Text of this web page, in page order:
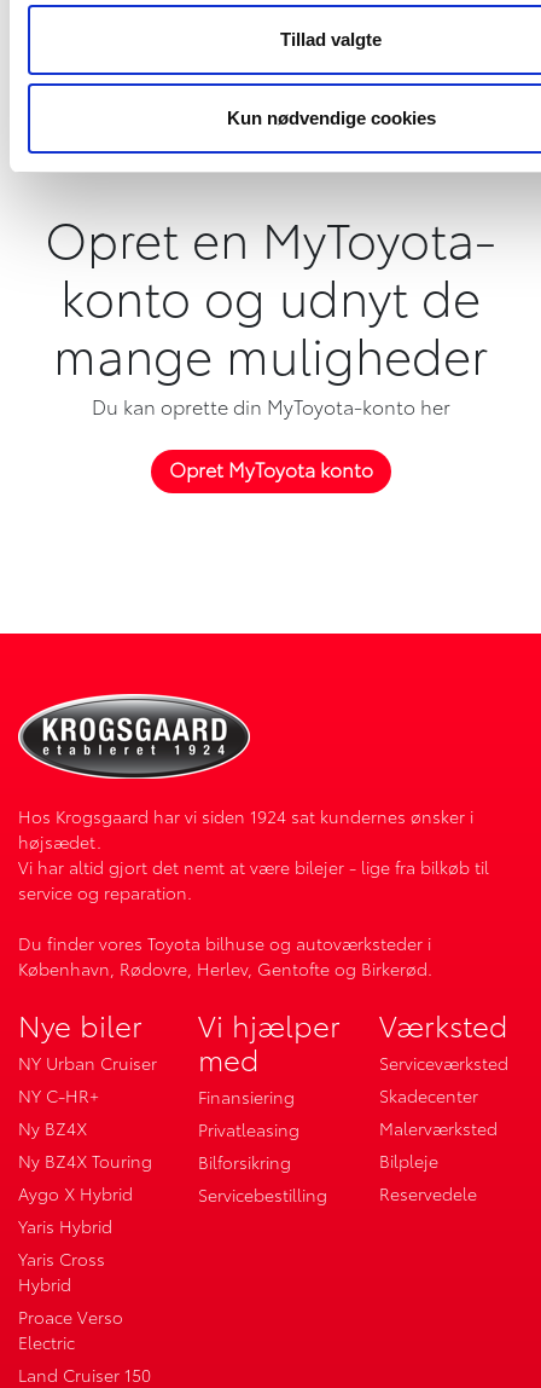
Tillad valgte
Kun nødvendige cookies
Opret en MyToyota-
konto og udnyt de
mange muligheder
Du kan oprette din MyToyota-konto her
Opret MyToyota konto
Hos Krogsgaard har vi siden 1924 sat kundernes ønsker i
højsædet.
Vi har altid gjort det nemt at være bilejer - lige fra bilkøb til
service og reparation.
Du finder vores Toyota bilhuse og autoværksteder i
København, Rødovre, Herlev, Gentofte og Birkerød.
Nye biler
NY Urban Cruiser
NY C-HR+
Ny BZ4X
Ny BZ4X Touring
Aygo X Hybrid
Yaris Hybrid
Yaris Cross
Hybrid
Proace Verso
Electric
Land Cruiser 150
Vi hjælper
med
Finansiering
Privatleasing
Bilforsikring
Servicebestilling
Værksted
Serviceværksted
Skadecenter
Malerværksted
Bilpleje
Reservedele